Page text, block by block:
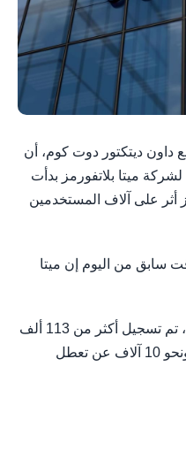
موقع داون ديتكتور دوت كوم، أن
ميتا بلاتفورمز بدأت
أثر على آلاف المستخدمين
سابق من اليوم إن ‌ميتا
وأفاد الموقع أنه ​في ذروة ‌الانقطاع، تم تسجيل أكثر من ​113 ألف
تقرير عن مشكلات في فيسبوك، ​ونحو 10 آلاف عن تعطل